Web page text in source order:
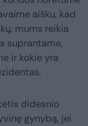
aišku, kad
mums reikia
suprantame,
ir kokie yra
didesnio
gynybą, jei